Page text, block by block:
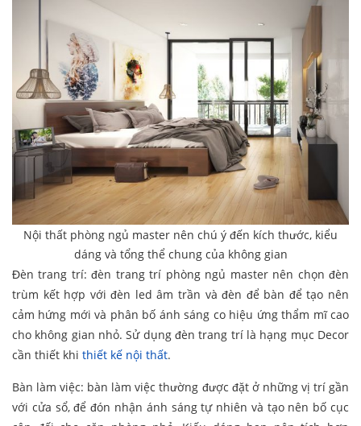
Nội thất phòng ngủ master nên chú ý đến kích thước, kiểu
dáng và tổng thể chung của không gian
Đèn trang trí: đèn trang trí phòng ngủ master nên chọn đèn
trùm kết hợp với đèn led âm trần và đèn để bàn để tạo nên
cảm hứng mới và phân bố ánh sáng co hiệu ứng thẩm mĩ cao
cho không gian nhỏ. Sử dụng đèn trang trí là hạng mục Decor
cần thiết khi thiết kế nội thất.
Bàn làm việc: bàn làm việc thường được đặt ở những vị trí gần
với cửa sổ, để đón nhận ánh sáng tự nhiên và tạo nên bố cục